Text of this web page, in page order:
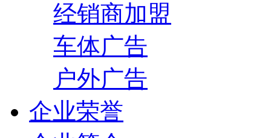
经销商加盟
车体广告
户外广告
企业荣誉